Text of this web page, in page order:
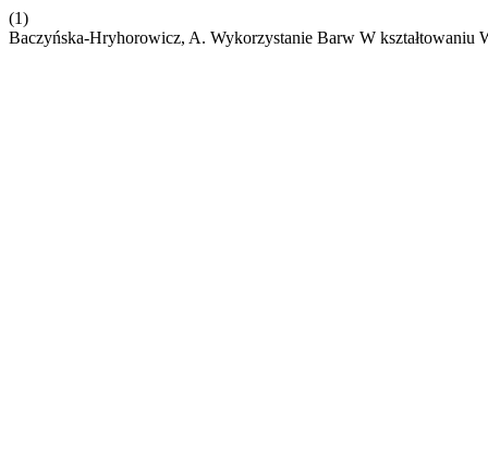
(1)
Baczyńska-Hryhorowicz, A. Wykorzystanie Barw W